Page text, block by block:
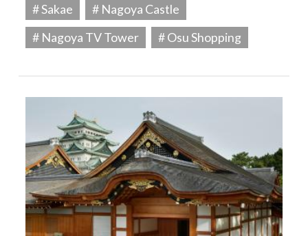
# Sakae
# Nagoya Castle
# Nagoya TV Tower
# Osu Shopping